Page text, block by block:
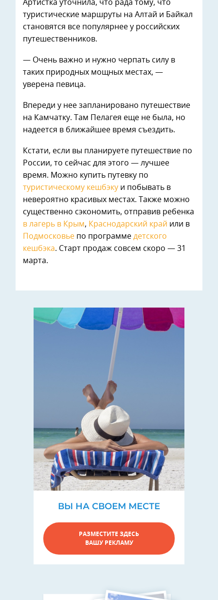
Артистка уточнила, что рада тому, что
туристические маршруты на Алтай и Байкал
становятся все популярнее у российских
путешественников.
— Очень важно и нужно черпать силу в
таких природных мощных местах, —
уверена певица.
Впереди у нее запланировано путешествие
на Камчатку. Там Пелагея еще не была, но
надеется в ближайшее время съездить.
Кстати, если вы планируете путешествие по
России, то сейчас для этого — лучшее
время. Можно купить путевку по
туристическому кешбэку и побывать в
невероятно красивых местах. Также можно
существенно сэкономить, отправив ребенка
в лагерь в Крым, Краснодарский край или в
Подмосковье по программе детского
кешбэка. Старт продаж совсем скоро — 31
марта.
ВЫ НА СВОЕМ МЕСТЕ
РАЗМЕСТИТЕ ЗДЕСЬ
ВАШУ РЕКЛАМУ